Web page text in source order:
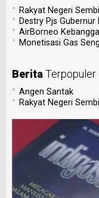
• Rakyat Negeri
• Destry Pjs Gubernur
• AirBorneo
• Monetisasi Gas
Berita Terpopuler
• Angen Santak
• Rakyat Negeri